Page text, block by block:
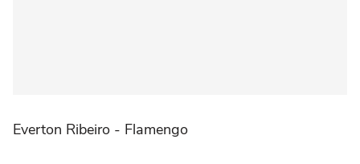
Everton Ribeiro - Flamengo